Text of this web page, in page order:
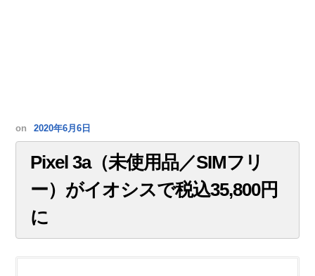
on 2020年6月6日
Pixel 3a（未使用品／SIMフリ
ー）がイオシスで税込35,800円
に